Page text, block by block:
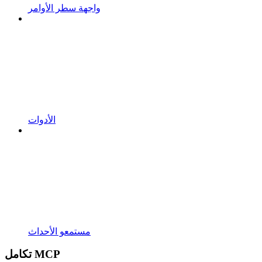
واجهة سطر الأوامر
الأدوات
مستمعو الأحداث
تكامل MCP